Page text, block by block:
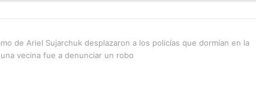
de Ariel Sujarchuk desplazaron a los policías que dormían en la
vecina fue a denunciar un robo